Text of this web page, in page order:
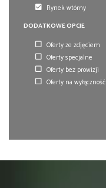
Rynek wtórny
DODATKOWE OPCJE
Oferty ze zdjęciem
Oferty specjalne
Oferty bez prowizji
Oferty na wyłączność